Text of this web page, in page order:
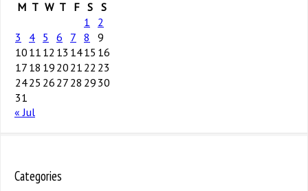
M T W T F S S
1
2
3
4 5 6 7 8
9
10 11 12 13 1415 16
17 18 19 20 21 22 23
2425 26 27 28 29 30
31
« Jul
Categories